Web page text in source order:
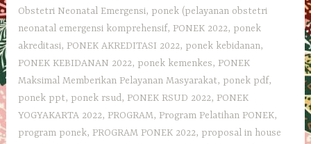
Obstetri Neonatal Emergensi, ponek (pelayanan obstetri
neonatal emergensi komprehensif, PONEK 2022, ponek
akreditasi, PONEK AKREDITASI 2022, ponek kebidanan,
PONEK KEBIDANAN 2022, ponek kemenkes, PONEK
Maksimal Memberikan Pelayanan Masyarakat, ponek pdf,
ponek ppt, ponek rsud, PONEK RSUD 2022, PONEK
YOGYAKARTA 2022, PROGRAM, Program Pelatihan PONEK,
program ponek, PROGRAM PONEK 2022, proposal in house